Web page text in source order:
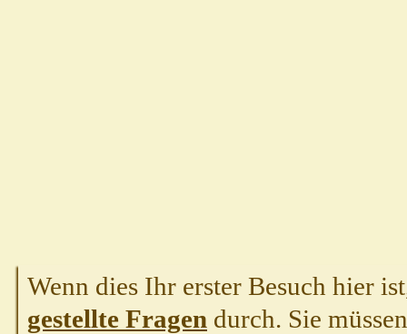
Wenn dies Ihr erster Besuch hier
gestellte Fragen durch. Sie